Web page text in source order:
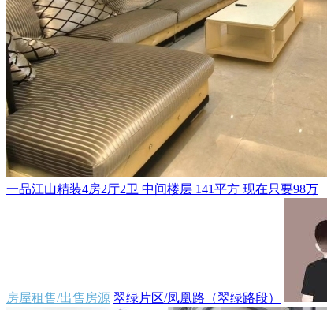
一品江山精装4房2厅2卫 中间楼层 141平方 现在只要98万
房屋租售/出售房源 翠绿片区/凤凰路（翠绿路段）